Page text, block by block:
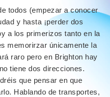
todos (empezar a conocer
y hasta ¡perder dos
a los primerizos tanto en la
memorirzar únicamente la
raro pero en Brighton hay
tiene dos direcciones.
que pensar en que
Hablando de transportes,